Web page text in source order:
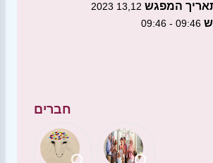
המפגש
09:46 - 09:46
חברים